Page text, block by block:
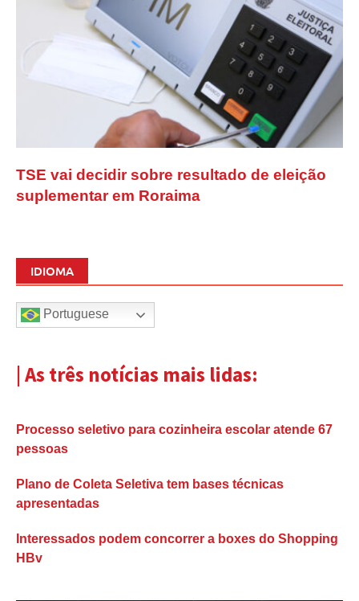
TSE vai decidir sobre resultado de eleição
suplementar em Roraima
IDIOMA
Portuguese
| As três notícias mais lidas:
Processo seletivo para cozinheira escolar atende 67
pessoas
Plano de Coleta Seletiva tem bases técnicas
apresentadas
Interessados podem concorrer a boxes do Shopping
HBv